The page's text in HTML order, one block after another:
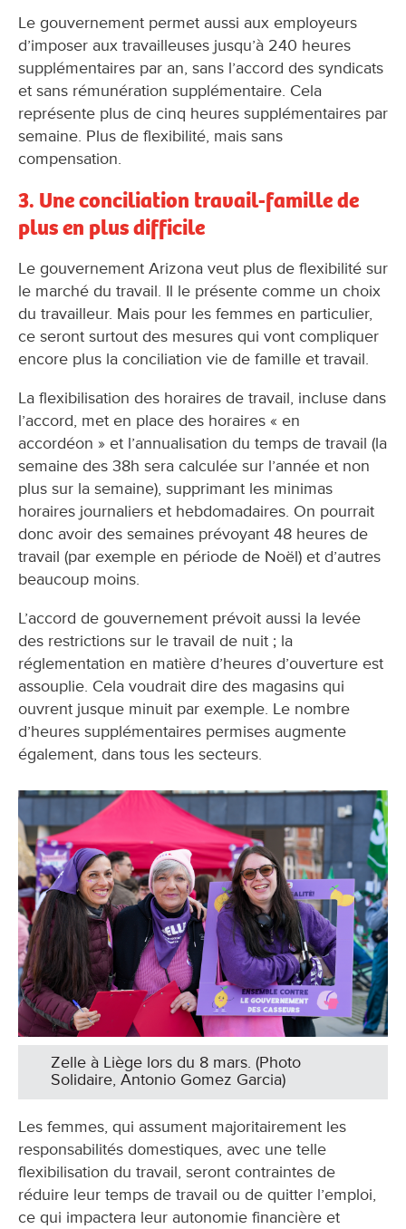
Le gouvernement permet aussi aux employeurs
d’imposer aux travailleuses jusqu’à 240 heures
supplémentaires par an, sans l’accord des syndicats
et sans rémunération supplémentaire. Cela
représente plus de cinq heures supplémentaires par
semaine. Plus de flexibilité, mais sans
compensation.
3. Une conciliation travail-famille de
plus en plus difficile
Le gouvernement Arizona veut plus de flexibilité sur
le marché du travail. Il le présente comme un choix
du travailleur. Mais pour les femmes en particulier,
ce seront surtout des mesures qui vont compliquer
encore plus la conciliation vie de famille et travail.
La flexibilisation des horaires de travail, incluse dans
l’accord, met en place des horaires « en
accordéon » et l’annualisation du temps de travail (la
semaine des 38h sera calculée sur l’année et non
plus sur la semaine), supprimant les minimas
horaires journaliers et hebdomadaires. On pourrait
donc avoir des semaines prévoyant 48 heures de
travail (par exemple en période de Noël) et d’autres
beaucoup moins.
L’accord de gouvernement prévoit aussi la levée
des restrictions sur le travail de nuit ; la
réglementation en matière d’heures d’ouverture est
assouplie. Cela voudrait dire des magasins qui
ouvrent jusque minuit par exemple. Le nombre
d’heures supplémentaires permises augmente
également, dans tous les secteurs.
Zelle à Liège lors du 8 mars. (Photo
Solidaire, Antonio Gomez Garcia)
Les femmes, qui assument majoritairement les
responsabilités domestiques, avec une telle
flexibilisation du travail, seront contraintes de
réduire leur temps de travail ou de quitter l’emploi,
ce qui impactera leur autonomie financière et